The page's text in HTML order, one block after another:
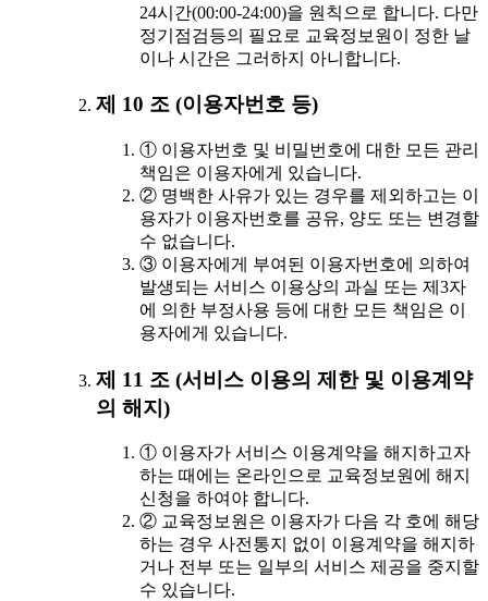
24시간(00:00-24:00)을 원칙으로 합니다. 다만
정기점검등의 필요로 교육정보원이 정한 날
이나 시간은 그러하지 아니합니다.
제 10 조 (이용자번호 등)
① 이용자번호 및 비밀번호에 대한 모든 관리
책임은 이용자에게 있습니다.
② 명백한 사유가 있는 경우를 제외하고는 이
용자가 이용자번호를 공유, 양도 또는 변경할
수 없습니다.
③ 이용자에게 부여된 이용자번호에 의하여
발생되는 서비스 이용상의 과실 또는 제3자
에 의한 부정사용 등에 대한 모든 책임은 이
용자에게 있습니다.
제 11 조 (서비스 이용의 제한 및 이용계약
의 해지)
① 이용자가 서비스 이용계약을 해지하고자
하는 때에는 온라인으로 교육정보원에 해지
신청을 하여야 합니다.
② 교육정보원은 이용자가 다음 각 호에 해당
하는 경우 사전통지 없이 이용계약을 해지하
거나 전부 또는 일부의 서비스 제공을 중지할
수 있습니다.